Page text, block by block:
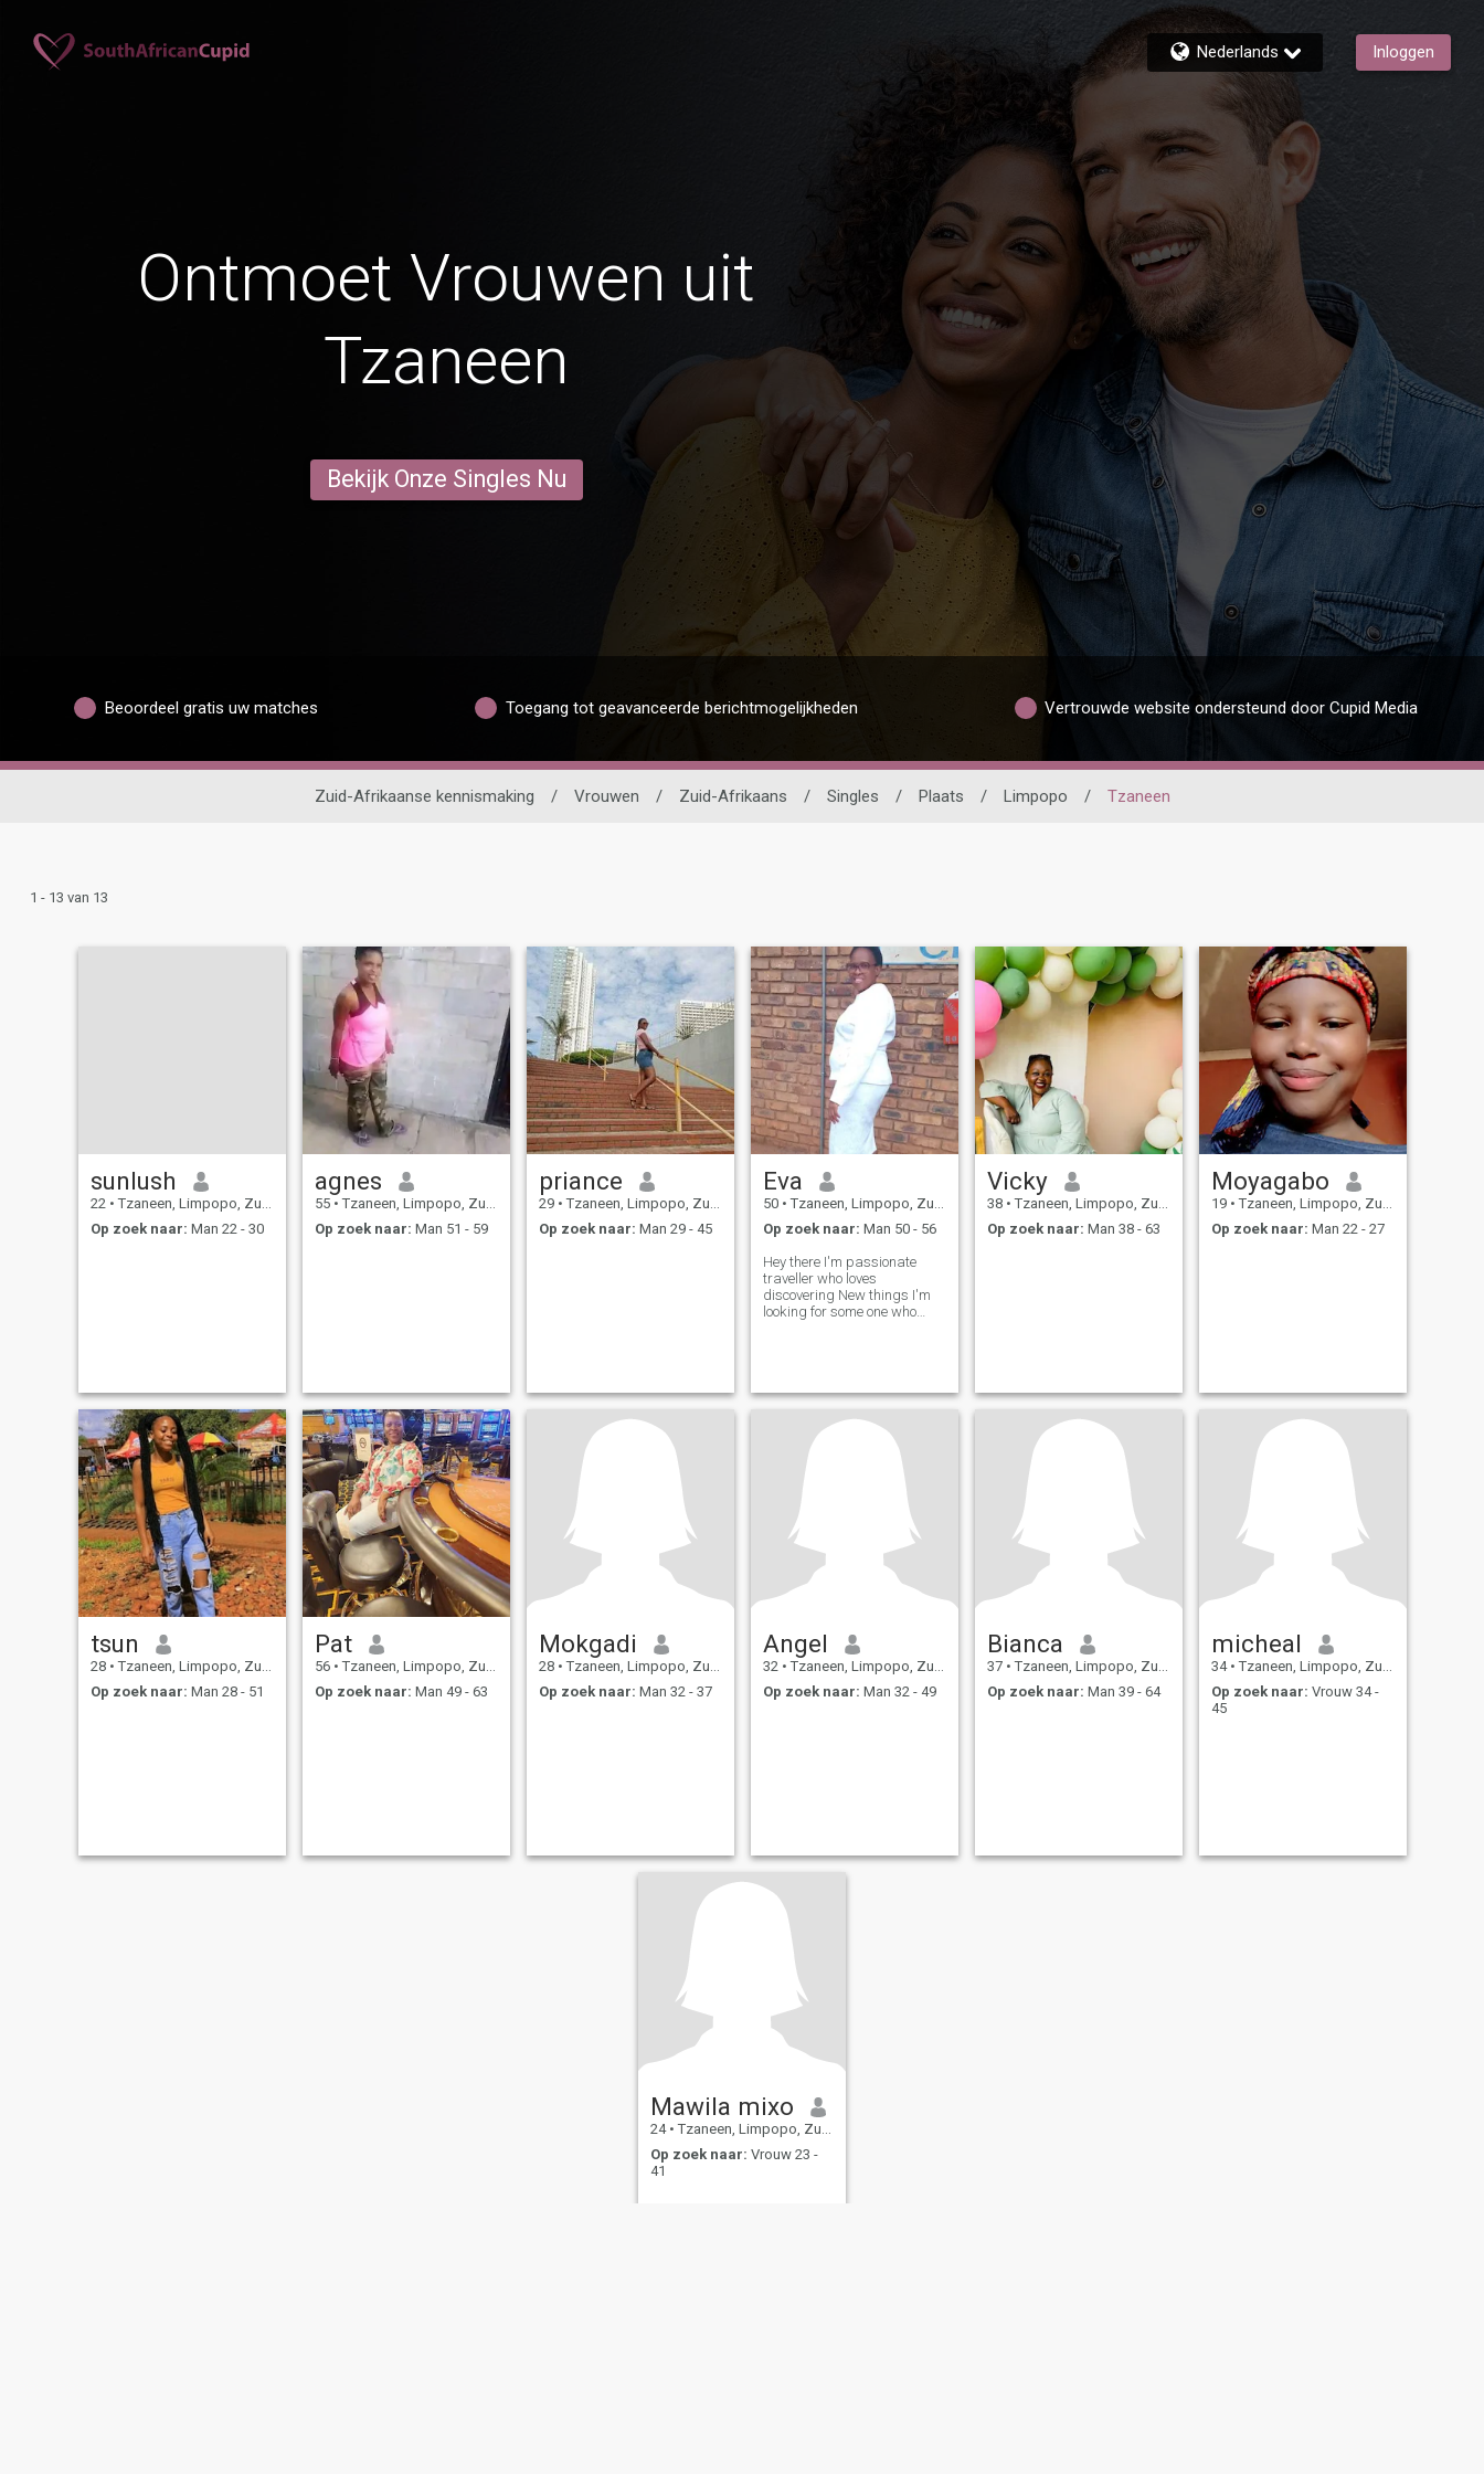
Nederlands Inloggen
Ontmoet Vrouwen uit
Tzaneen
Bekijk Onze Singles Nu
Beoordeel gratis uw matches Toegang tot geavanceerde berichtmogelijkheden Vertrouwde website ondersteund door Cupid Media
Zuid-Afrikaanse kennismaking / Vrouwen / Zuid-Afrikaans / Singles / Plaats / Limpopo / Tzaneen
1 - 13 van 13
sunlush
22 • Tzaneen, Limpopo, Zuid-Afrika
Op zoek naar: Man 22 - 30
agnes
55 • Tzaneen, Limpopo, Zuid-Afrika
Op zoek naar: Man 51 - 59
priance
29 • Tzaneen, Limpopo, Zuid-Afrika
Op zoek naar: Man 29 - 45
Eva
50 • Tzaneen, Limpopo, Zuid-Afrika
Op zoek naar: Man 50 - 56
Hey there I'm passionate
traveller who loves
discovering New things I'm
looking for some one who
Vicky
38 • Tzaneen, Limpopo, Zuid-Afrika
Op zoek naar: Man 38 - 63
Moyagabo
19 • Tzaneen, Limpopo, Zuid-Afrika
Op zoek naar: Man 22 - 27
tsun
28 • Tzaneen, Limpopo, Zuid-Afrika
Op zoek naar: Man 28 - 51
Pat
56 • Tzaneen, Limpopo, Zuid-Afrika
Op zoek naar: Man 49 - 63
Mokgadi
28 • Tzaneen, Limpopo, Zuid-Afrika
Op zoek naar: Man 32 - 37
Angel
32 • Tzaneen, Limpopo, Zuid-Afrika
Op zoek naar: Man 32 - 49
Bianca
37 • Tzaneen, Limpopo, Zuid-Afrika
Op zoek naar: Man 39 - 64
micheal
34 • Tzaneen, Limpopo, Zuid-Afrika
Op zoek naar: Vrouw 34 -
45
Mawila mixo
24 • Tzaneen, Limpopo, Zuid-Afrika
Op zoek naar: Vrouw 23 -
41